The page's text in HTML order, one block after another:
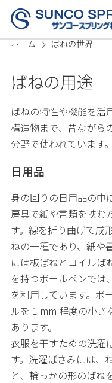
メインコンテンツに移
パ
ン
く
ず
ホーム ばねの世界
ばねの用途
ばねの特性や機能を活
構造物まで、昔ながら
分野で使われています。
日用品
身の回りの日用品の中
房具で紙や書類を挟む
す。線を折り曲げて成
ねの一種であり、紙や
には板ばねとコイルば
を持つボールペンでは
を利用しています。ボ
ルを 1 mm 程度の小さ
あります。
衣服を干すための洗濯
す。洗濯ばさみには、
と、輪っかの形のばね